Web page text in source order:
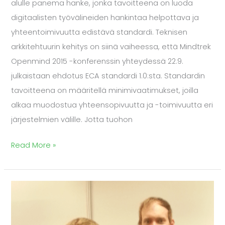
alulle panema hanke, jonka tavoitteena on luoda
digitaalisten työvälineiden hankintaa helpottava ja
yhteentoimivuutta edistävä standardi. Teknisen
arkkitehtuurin kehitys on siinä vaiheessa, että Mindtrek
Openmind 2015 -konferenssin yhteydessä 22.9.
julkaistaan ehdotus ECA standardi 1.0:sta. Standardin
tavoitteena on määritellä minimivaatimukset, joilla
alkaa muodostua yhteensopivuutta ja -toimivuutta eri
järjestelmien välille. Jotta tuohon
Read More »